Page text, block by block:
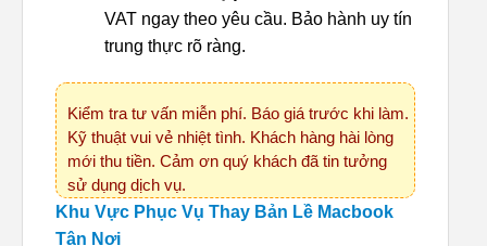
VAT ngay theo yêu cầu. Bảo hành uy tín
trung thực rõ ràng.
Kiểm tra tư vấn miễn phí. Báo giá trước khi làm.
Kỹ thuật vui vẻ nhiệt tình. Khách hàng hài lòng
mới thu tiền. Cảm ơn quý khách đã tin tưởng
sử dụng dịch vụ.
Khu Vực Phục Vụ Thay Bản Lề Macbook
Tận Nơi